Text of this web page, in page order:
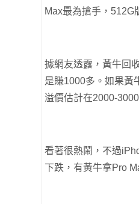
Max最為搶手，512G
據網友透露，黃牛回
是賺1000多。如果黃
溢價估計在2000-3000
看著很熱鬧，不過
下跌，有黃牛拿Pro